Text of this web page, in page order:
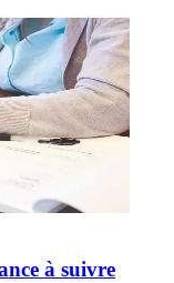
à suivre